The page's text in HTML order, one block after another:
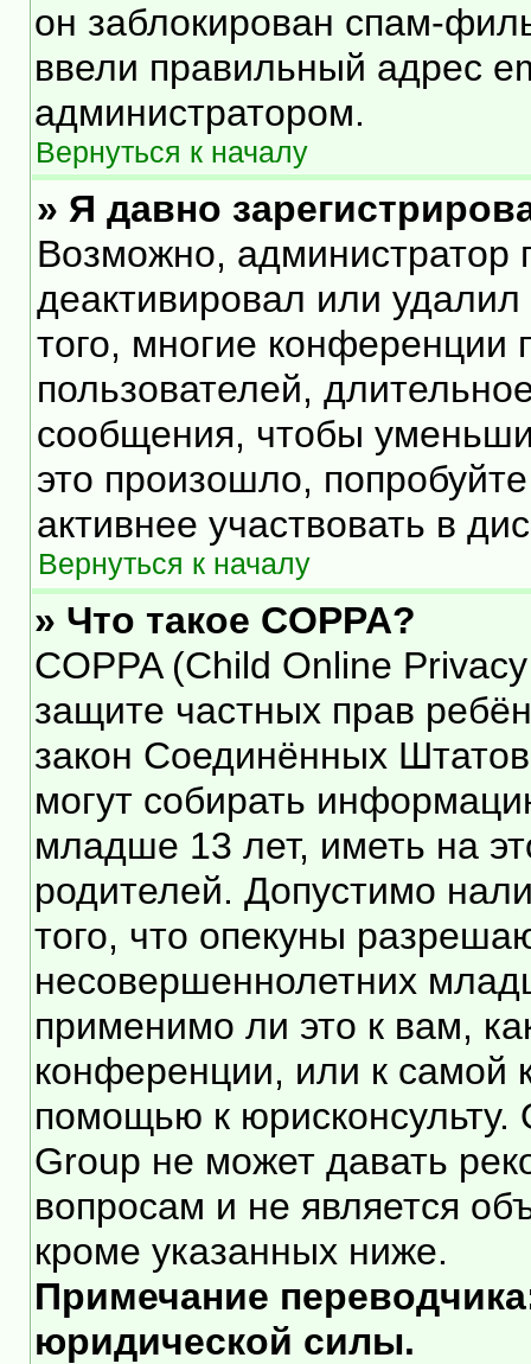
он заблокирован спам-
ввели правильный адрес
администратором.
Вернуться к началу
» Я давно
Возможно, администратор
деактивировал или
того, многие конференции
пользователей,
сообщения, чтобы
это произошло,
активнее участвовать в
Вернуться к началу
» Что такое COPPA?
COPPA (Child Online
защите частных прав
закон Соединённых
могут собирать
младше 13 лет, иметь на
родителей. Допустимо
того, что опекуны
несовершеннолетних
применимо ли это к вам,
конференции, или к самой
помощью к
Group не может давать
вопросам и не является
кроме указанных ниже.
Примечание
юридической силы.